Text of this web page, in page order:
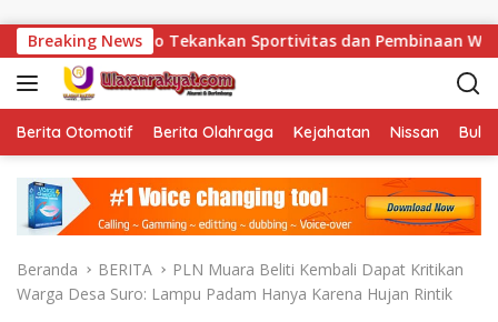
Breaking News
Tekankan Sportivitas dan Pembinaan Warga Binaan.
Berita Otomotif Berita Olahraga Kejahatan Nissan
Beranda BERITA
PLN Muara Beliti Kembali Dapat Kritikan
Warga Desa Suro: Lampu Padam Hanya Karena Hujan Rintik